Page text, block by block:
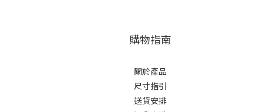
購物指南
關於產品
尺寸指引
送貨安排